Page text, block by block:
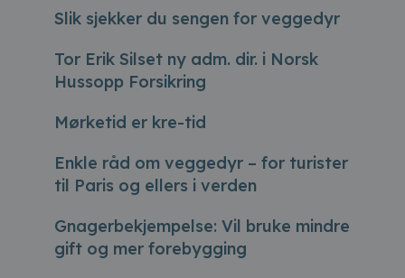
Slik sjekker du sengen for veggedyr
Tor Erik Silset ny adm. dir. i Norsk
Hussopp Forsikring
Mørketid er kre-tid
Enkle råd om veggedyr – for turister
til Paris og ellers i verden
Gnagerbekjempelse: Vil bruke mindre
gift og mer forebygging